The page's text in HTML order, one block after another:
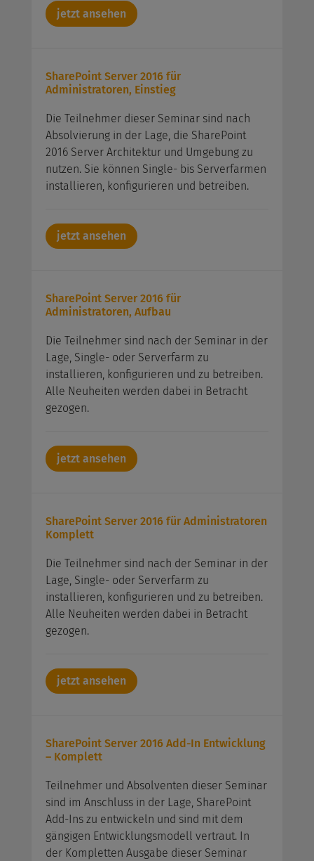
jetzt ansehen
SharePoint Server 2016 für
Administratoren, Einstieg
Die Teilnehmer dieser Seminar sind nach
Absolvierung in der Lage, die SharePoint
2016 Server Architektur und Umgebung zu
nutzen. Sie können Single- bis Serverfarmen
installieren, konfigurieren und betreiben.
jetzt ansehen
SharePoint Server 2016 für
Administratoren, Aufbau
Die Teilnehmer sind nach der Seminar in der
Lage, Single- oder Serverfarm zu
installieren, konfigurieren und zu betreiben.
Alle Neuheiten werden dabei in Betracht
gezogen.
jetzt ansehen
SharePoint Server 2016 für Administratoren
Komplett
Die Teilnehmer sind nach der Seminar in der
Lage, Single- oder Serverfarm zu
installieren, konfigurieren und zu betreiben.
Alle Neuheiten werden dabei in Betracht
gezogen.
jetzt ansehen
SharePoint Server 2016 Add-In Entwicklung
– Komplett
Teilnehmer und Absolventen dieser Seminar
sind im Anschluss in der Lage, SharePoint
Add-Ins zu entwickeln und sind mit dem
gängigen Entwicklungsmodell vertraut. In
der Kompletten Ausgabe dieser Seminar